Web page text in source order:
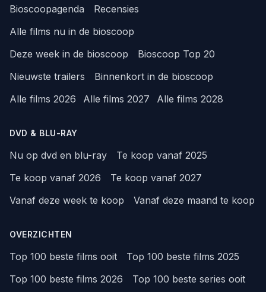
Bioscoopagenda
Recensies
Alle films nu in de bioscoop
Deze week in de bioscoop
Bioscoop Top 20
Nieuwste trailers
Binnenkort in de bioscoop
Alle films 2026
Alle films 2027 Alle films 2028
DVD & BLU-RAY
Nu op dvd en blu-ray
Te koop vanaf 2025
Te koop vanaf 2026
Te koop vanaf 2027
Vanaf deze week te koop
Vanaf deze maand te koop
OVERZICHTEN
Top 100 beste films ooit
Top 100 beste films 2025
Top 100 beste films 2026
Top 100 beste series ooit